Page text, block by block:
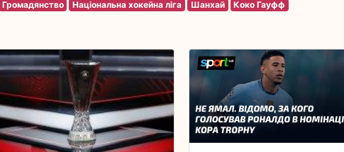
Громадянство Національна хокейна ліга Шанхай Коко Гауфф